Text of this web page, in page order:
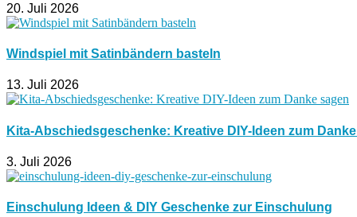
20. Juli 2026
Windspiel mit Satinbändern basteln
13. Juli 2026
Kita-Abschiedsgeschenke: Kreative DIY-Ideen zum
3. Juli 2026
Einschulung Ideen & DIY Geschenke zur Einschulung